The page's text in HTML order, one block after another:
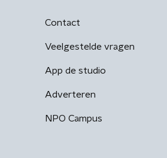
Contact
Veelgestelde vragen
App de studio
Adverteren
NPO Campus